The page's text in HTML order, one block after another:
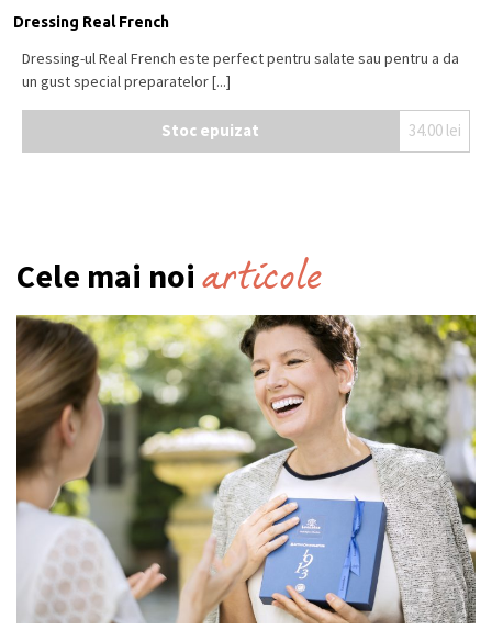
Dressing Real French
Dressing-ul Real French este perfect pentru salate sau pentru a da
un gust special preparatelor [...]
Stoc epuizat 34.00 lei
Cele mai noi articole